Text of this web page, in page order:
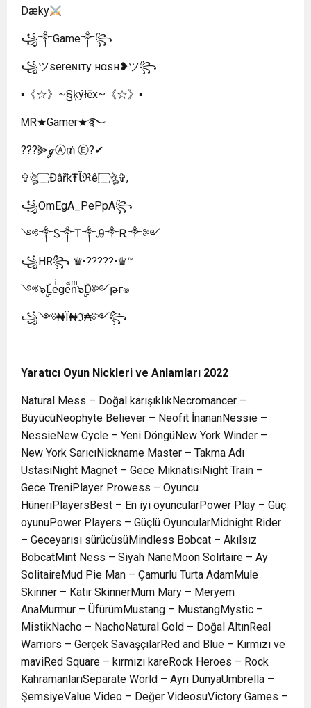
Dæky
꧁༒Game༒꧂
꧁ツѕereɴιтy нαѕн❥ツ꧂
▪︎《☆》~§ķýłēx~《☆》▪︎
ᎷᏒ★Gamer★࿐
???⫸ℊⒶ₥ Ⓔ?✔
✞ঔৣ۝ÐâřҟŦﺂℜê۝ঔৣ✞,
꧁OmEgA_PePpA꧂
༺༒Ꮪ༒Ꭲ༒Ꭿ༒Ꭱ༒༻
꧁HR꧂ ♛•?????•♛™︎
༺๖ۣۣۜLeͥgeͣnͫ๖ۣۣۜD༻թг๏
꧁༺₦Ї₦ℑ₳༻꧂
Yaratıcı Oyun Nickleri ve Anlamları 2022
Natural Mess – Doğal karışıklıkNecromancer –
BüyücüNeophyte Believer – Neofit İnananNessie –
NessieNew Cycle – Yeni DöngüNew York Winder –
New York SarıcıNickname Master – Takma Adı
UstasıNight Magnet – Gece MıknatısıNight Train –
Gece TreniPlayer Prowess – Oyuncu
HüneriPlayersBest – En iyi oyuncularPower Play – Güç
oyunuPower Players – Güçlü OyuncularMidnight Rider
– Geceyarısı sürücüsüMindless Bobcat – Akılsız
BobcatMint Ness – Siyah NaneMoon Solitaire – Ay
SolitaireMud Pie Man – Çamurlu Turta AdamMule
Skinner – Katır SkinnerMum Mary – Meryem
AnaMurmur – ÜfürümMustang – MustangMystic –
MistikNacho – NachoNatural Gold – Doğal AltınReal
Warriors – Gerçek SavaşçılarRed and Blue – Kırmızı ve
maviRed Square – kırmızı kareRock Heroes – Rock
KahramanlarıSeparate World – Ayrı DünyaUmbrella –
ŞemsiyeValue Video – Değer VideosuVictory Games –